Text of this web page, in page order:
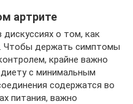
артрите
о том, как
Чтобы держать симптомы
крайне важно
с минимальным
содержатся во
питания, важно